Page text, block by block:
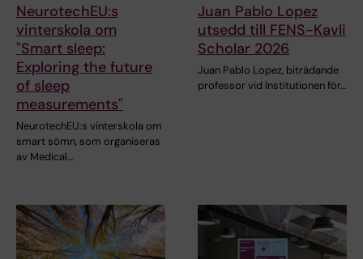
NeurotechEU:s
vinterskola om
"Smart sleep:
Exploring the future
of sleep
measurements"
NeurotechEU:s vinterskola om
smart sömn, som organiseras
av Medical…
Juan Pablo Lopez
utsedd till FENS-Kavli
Scholar 2026
Juan Pablo Lopez, biträdande
professor vid Institutionen för…